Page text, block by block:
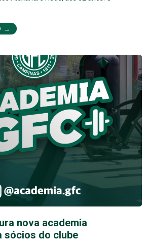
→
nova academia
sócios do clube